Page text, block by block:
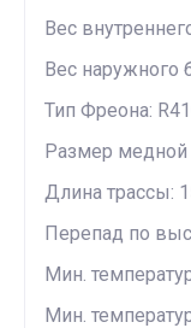
Вес
Вес наружного
Тип Фреона:
Размер медной
Длина трассы:
Перепад по
Мин.
Мин.